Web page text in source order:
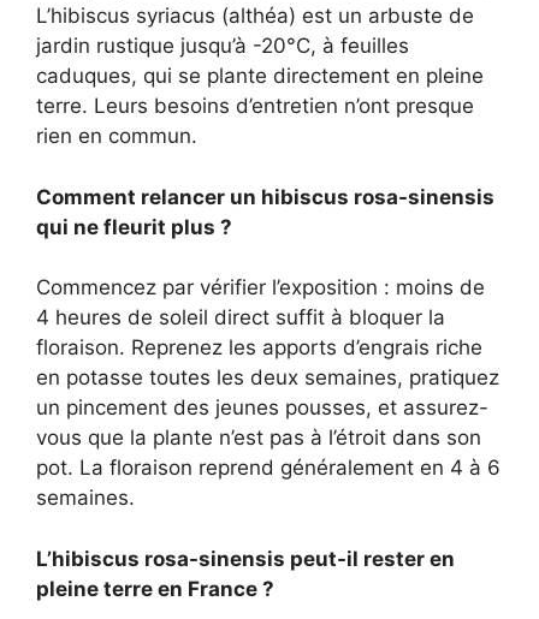
L’hibiscus syriacus (althéa) est un arbuste de
jardin rustique jusqu’à -20°C, à feuilles
caduques, qui se plante directement en pleine
terre. Leurs besoins d’entretien n’ont presque
rien en commun.
Comment relancer un hibiscus rosa-sinensis
qui ne fleurit plus ?
Commencez par vérifier l’exposition : moins de
4 heures de soleil direct suffit à bloquer la
floraison. Reprenez les apports d’engrais riche
en potasse toutes les deux semaines, pratiquez
un pincement des jeunes pousses, et assurez-
vous que la plante n’est pas à l’étroit dans son
pot. La floraison reprend généralement en 4 à 6
semaines.
L’hibiscus rosa-sinensis peut-il rester en
pleine terre en France ?